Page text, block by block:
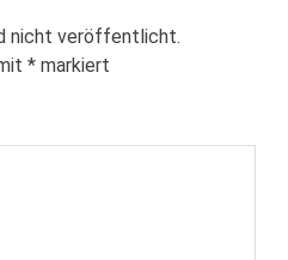
nicht veröffentlicht.
* markiert